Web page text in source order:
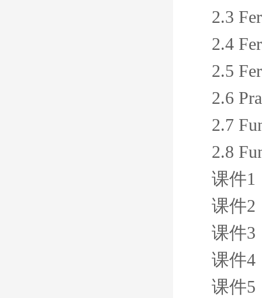
2.3
2.4
2.5
2.6
2.7
2.8
课件1
课件2
课件3
课件4
课件5